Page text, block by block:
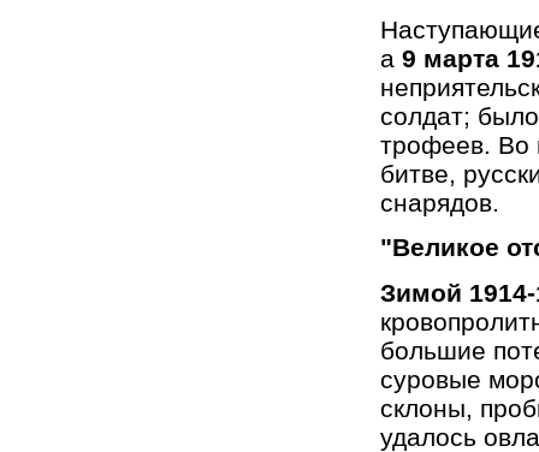
а 9 марта
солдат;
трофеев. Во
битве,
снарядов.
"Великое
Зимой 1914-
большие
суровые
склоны,
удалось